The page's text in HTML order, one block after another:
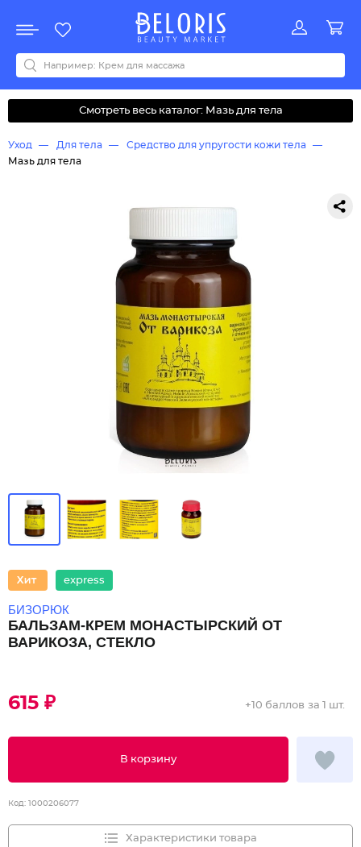
Акции
Все бренды
0-9ABCDEFGHIJKLMNOPQRSTUVWYZАБВДЗИМОКЛНПРСТУФ
Смотреть весь каталог: Мазь для тела
Уход Для тела
Средство для упругости кожи тела
Мазь для тела
express
БИЗОРЮК
БАЛЬЗАМ-КРЕМ МОНАСТЫРСКИЙ ОТ
ВАРИКОЗА, СТЕКЛО
615 ₽
В корзину
+10 баллов за 1 шт.
Код: 1000206077
Характеристики товара